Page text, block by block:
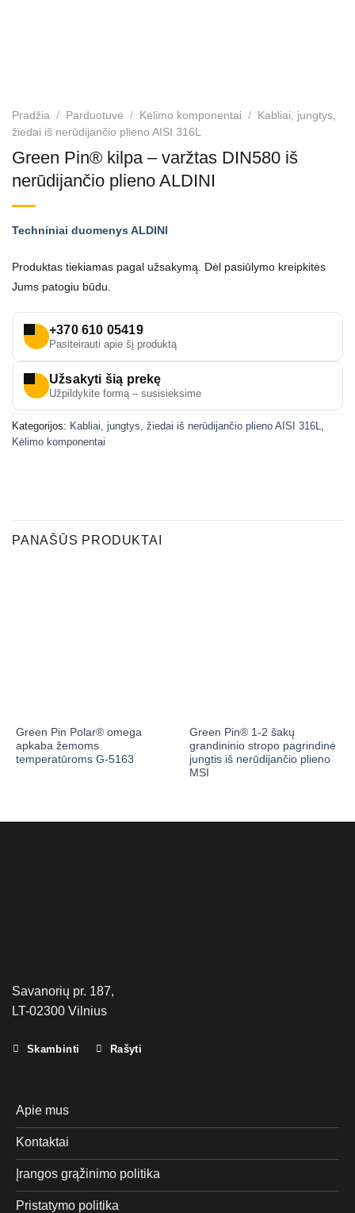
Pradžia / Parduotuvė / Kėlimo komponentai /
Kabliai, jungtys,
žiedai iš nerūdijančio plieno AISI 316L
Green Pin® kilpa – varžtas DIN580 iš
nerūdijančio plieno ALDINI
Techniniai duomenys ALDINI
Produktas tiekiamas pagal užsakymą. Dėl pasiūlymo kreipkitės
Jums patogiu būdu.
+370 610 05419
Pasiteirauti apie šį produktą
Užsakyti šią prekę
Užpildykite formą – susisieksime
Kategorijos: Kabliai, jungtys, žiedai iš nerūdijančio plieno AISI 316L,
Kėlimo komponentai
PANAŠŪS PRODUKTAI
Green Pin Polar® omega
apkaba žemoms
temperatūroms G-5163
Green Pin® 1-2 šakų
grandininio stropo pagrindinė
jungtis iš nerūdijančio plieno
MSI
Savanorių pr. 187,
LT-02300 Vilnius
Skambinti Rašyti
Apie mus
Kontaktai
Įrangos grąžinimo politika
Pristatymo politika